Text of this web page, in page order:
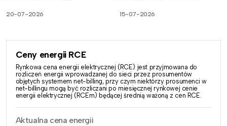
20-07-2026 15-07-2026
Ceny energii RCE
Rynkowa cena energii elektrycznej (RCE) jest przyjmowana do
rozliczeń energii wprowadzanej do sieci przez prosumentów
objętych systemem net-billing, przy czym niektórzy prosumenci w
net-billingu mogą być rozliczani po miesięcznej rynkowej cenie
energii elektrycznej (RCEm) będącej średnią ważoną z cen RCE.
Aktualna cena energii